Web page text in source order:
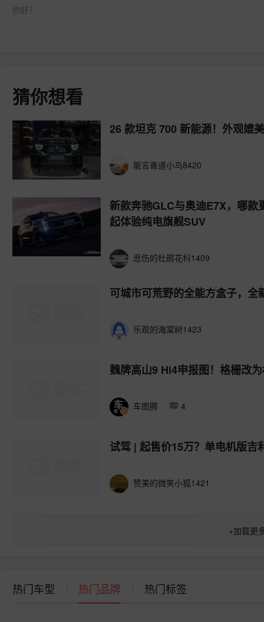
你好！
猜你想看
26 款坦克 700 新能源！外观媲
能言善道小鸟8420
新款奔驰GLC与奥迪E7X，哪
起体验纯电旗舰SUV
悲伤的杜鹃花科1409
可城市可荒野的全能方盒子，全
乐观的海棠树1423
魏牌高山9 Hi4申报图！格栅改
车图腾 4
试驾 | 起售价15万？单电机版吉
赞美的微笑小狐1421
+加载更
热门车型 热门品牌 热门标签